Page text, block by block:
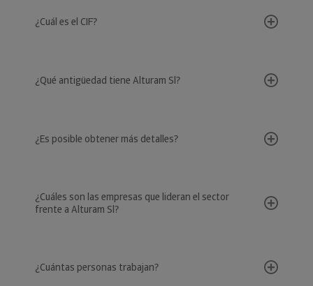
¿Cuál es el CIF?
¿Qué antigüedad tiene Alturam Sl?
¿Es posible obtener más detalles?
¿Cuáles son las empresas que lideran el sector
frente a Alturam Sl?
¿Cuántas personas trabajan?